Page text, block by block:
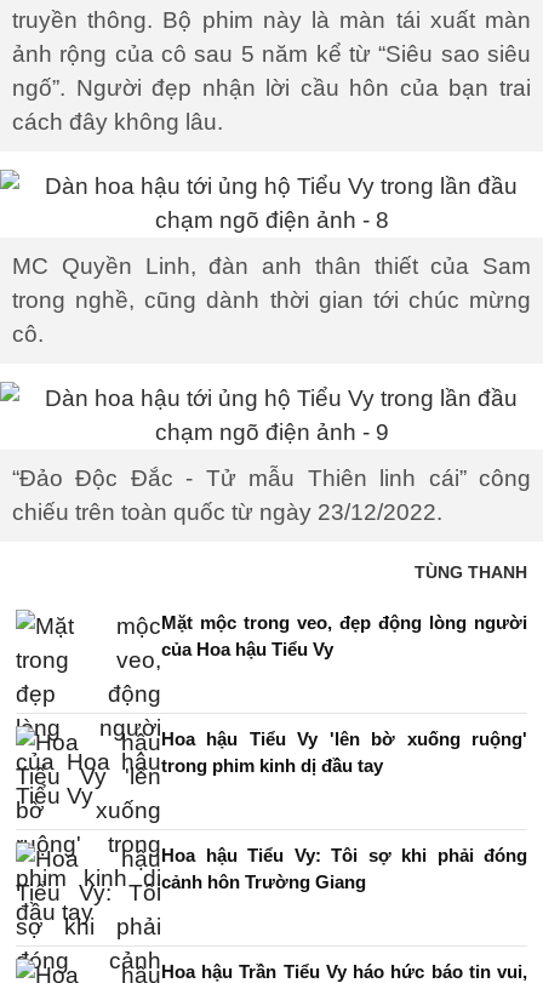
truyền thông. Bộ phim này là màn tái xuất màn
ảnh rộng của cô sau 5 năm kể từ “Siêu sao siêu
ngố”. Người đẹp nhận lời cầu hôn của bạn trai
cách đây không lâu.
MC Quyền Linh, đàn anh thân thiết của Sam
trong nghề, cũng dành thời gian tới chúc mừng
cô.
“Đảo Độc Đắc - Tử mẫu Thiên linh cái” công
chiếu trên toàn quốc từ ngày 23/12/2022.
TÙNG THANH
Mặt mộc trong veo, đẹp động lòng người
của Hoa hậu Tiểu Vy
Hoa hậu Tiểu Vy 'lên bờ xuống ruộng'
trong phim kinh dị đầu tay
Hoa hậu Tiểu Vy: Tôi sợ khi phải đóng
cảnh hôn Trường Giang
Hoa hậu Trần Tiểu Vy háo hức báo tin vui,